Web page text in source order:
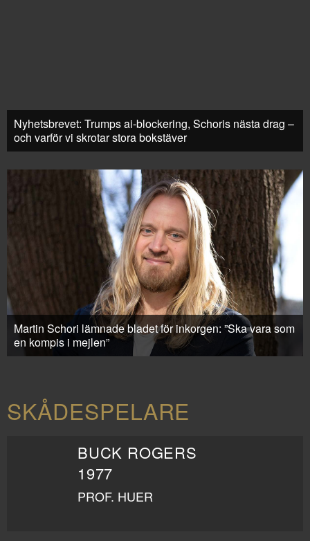
Nyhetsbrevet: Trumps ai-blockering, Schoris nästa drag –
och varför vi skrotar stora bokstäver
Martin Schori lämnade bladet för inkorgen: ”Ska vara som
en kompis i mejlen”
SKÅDESPELARE
BUCK ROGERS
1977
PROF. HUER